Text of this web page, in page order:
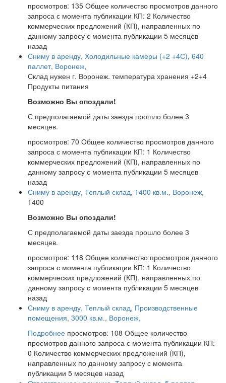
просмотров: 135 Общее количество просмотров данного
запроса с момента публикации КП: 2 Количество
коммерческих предложений (КП), направленных по
данному запросу с момента публикации 5 месяцев
назад
Сниму в аренду, Холодильные камеры (+2 +4С), 640
паллет, Воронеж,
Склад нужен г. Воронеж. температура хранения +2+4
Продукты питания
Возможно Вы опоздали!
С предполагаемой даты заезда прошло более 3
месяцев.
просмотров: 70 Общее количество просмотров данного
запроса с момента публикации КП: 1 Количество
коммерческих предложений (КП), направленных по
данному запросу с момента публикации 5 месяцев
назад
Сниму в аренду, Теплый склад, 1400 кв.м., Воронеж,
1400
Возможно Вы опоздали!
С предполагаемой даты заезда прошло более 3
месяцев.
просмотров: 118 Общее количество просмотров данного
запроса с момента публикации КП: 1 Количество
коммерческих предложений (КП), направленных по
данному запросу с момента публикации 5 месяцев
назад
Сниму в аренду, Теплый склад, Производственные
помещения, 3000 кв.м., Воронеж,
Подробнее просмотров: 108 Общее количество
просмотров данного запроса с момента публикации КП:
0 Количество коммерческих предложений (КП),
направленных по данному запросу с момента
публикации 5 месяцев назад